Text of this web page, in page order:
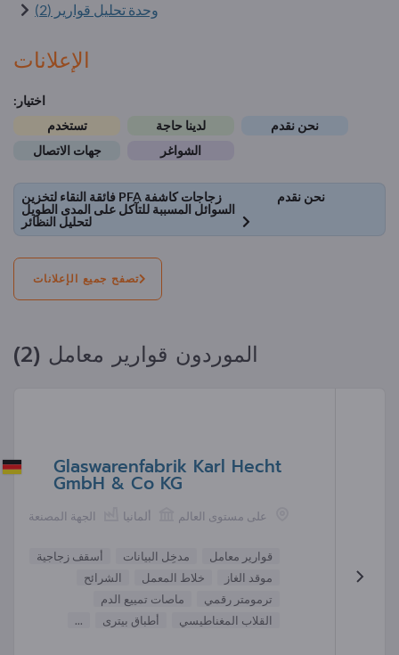
وحدة تحليل قوارير (2)
الإعلانات
اختيار:
نحن نقدم
لدينا حاجة
تستخدم
الشواغر
جهات الاتصال
نحن نقدم
زجاجات كاشفة PFA فائقة النقاء لتخزين
السوائل المسببة للتآكل على المدى الطويل
لتحليل النظائر
تصفح جميع الإعلانات
الموردون قوارير معامل (2)
Glaswarenfabrik Karl Hecht
GmbH & Co KG
الجهة المصنعة ألمانيا على مستوى العالم
قوارير معامل مدخِل البيانات
أسقف زجاجية
موقد الغاز
خلاط المعمل
الشرائح
ترمومتر رقمي
ماصات تمييع الدم
القلاب المغناطيسي
أطباق بيترى ...